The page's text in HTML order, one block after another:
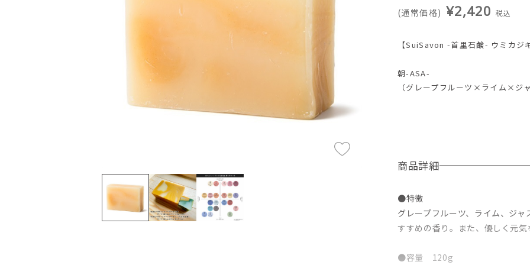
(通常価格) ¥2,420税込
【SuiSavon -首里石鹸- ウミカジ
朝-ASA-
（グレープフルーツ×ライム×ジ
商品詳細
●特徴
グレープフルーツ、ライム、ジ
すすめの香り。また、優しく元
●容量 120g